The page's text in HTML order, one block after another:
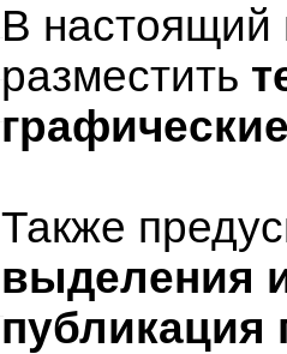
В настоящий
разместить
Также
выделения
публикация